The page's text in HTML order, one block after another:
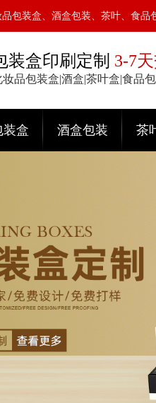
包装盒、酒盒包装、茶叶、食品
装盒印刷定制 3-7
妆品包装盒|酒盒|茶叶盒|食品
装盒 酒盒包装 茶